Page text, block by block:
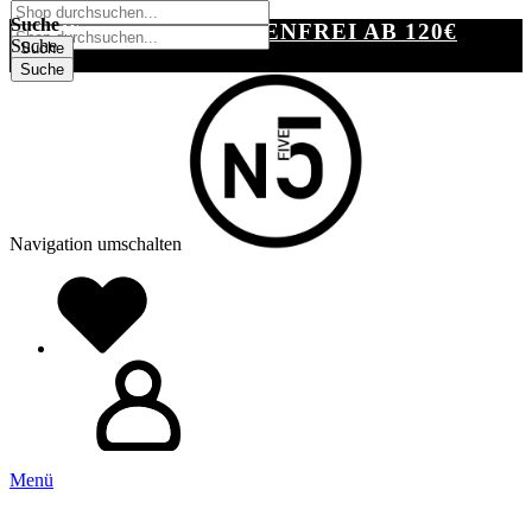
SUCHE
Suche
VERSANDKOSTENFREI AB 120€
Navigation umschalten
Menü
Suche
Suche
Suche